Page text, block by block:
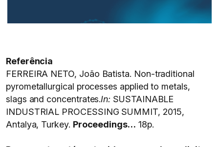
Referência
FERREIRA NETO, João Batista. Non-traditional
pyrometallurgical processes applied to metals,
slags and concentrates.In: SUSTAINABLE
INDUSTRIAL PROCESSING SUMMIT, 2015,
Antalya, Turkey. Proceedings… 18p.